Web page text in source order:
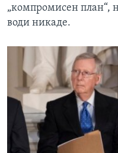
„компромисен план“,
води никаде.